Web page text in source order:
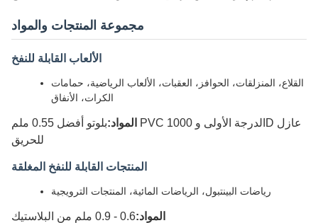
مجموعة المنتجات والمواد
الألعاب القابلة للنفخ
القلاع، المنزلقات، الحوافز، العقبات، الألعاب الرياضية، حمامات
الكرات، الأنفاق
المواد:
بلوتو أفضل 0.55 ملم PVC الدرجة الأولى و 1000D عازل
للحريق
المنتجات القابلة للنفخ المغلقة
رياضات البينتبول، الرياضات المائية، المنتجات الترويجية
المواد:0.6 - 0.9 ملم من البلاستيك